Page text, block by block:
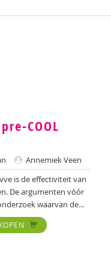
COOL
Annemiek Veen
is de effectiviteit van
De argumenten vóór
waarvan de...